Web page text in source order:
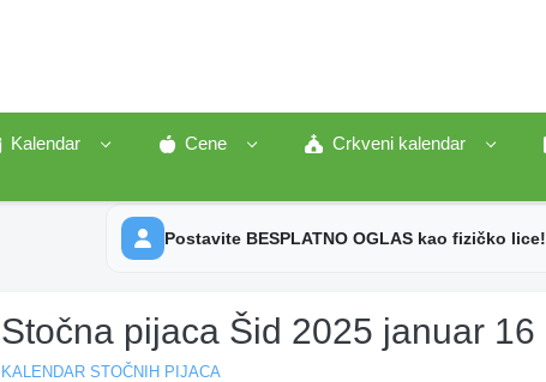
Kalendar Cene Crkveni kalendar
Postavite BESPLATNO OGLAS kao fizičko lice!
Stočna pijaca Šid 2025 januar 16
KALENDAR STOČNIH PIJACA